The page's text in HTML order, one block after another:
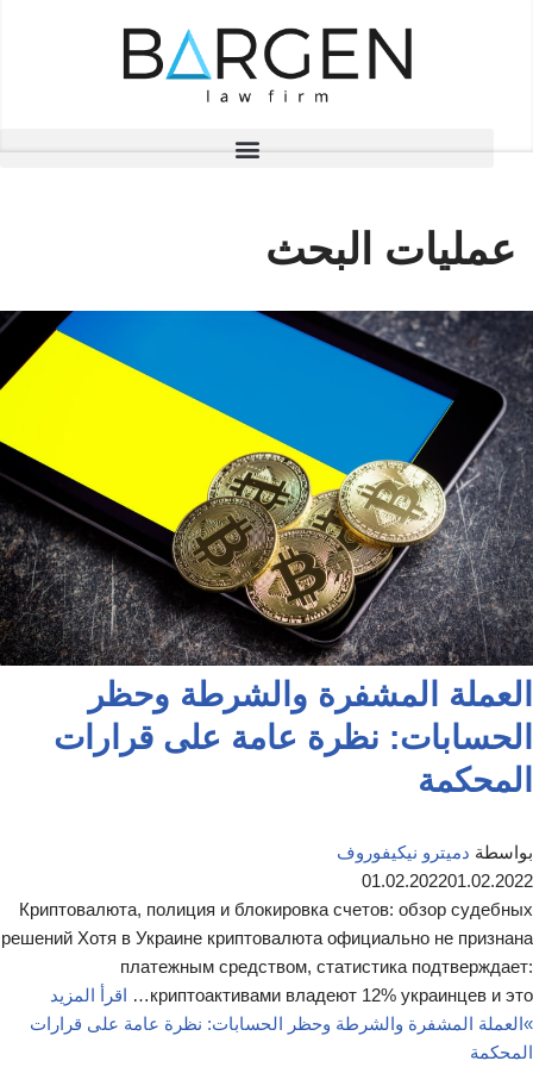
عمليات البحث
العملة المشفرة والشرطة وحظر
الحسابات: نظرة عامة على قرارات
المحكمة
بواسطة دميترو نيكيفوروف
01.02.202201.02.2022
Криптовалюта, полиция и блокировка счетов: обзор судебных
решений Хотя в Украине криптовалюта официально не признана
платежным средством, статистика подтверждает:
криптоактивами владеют 12% украинцев и это…
اقرأ المزيد
»العملة المشفرة والشرطة وحظر الحسابات: نظرة عامة على قرارات
المحكمة